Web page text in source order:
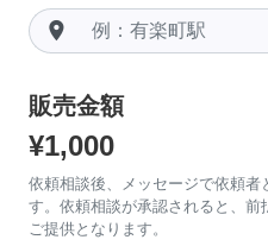
room
販売金額
¥1,000
依頼相談後、メッセージで依頼者
す。依頼相談が承認されると、
ご提供となります。